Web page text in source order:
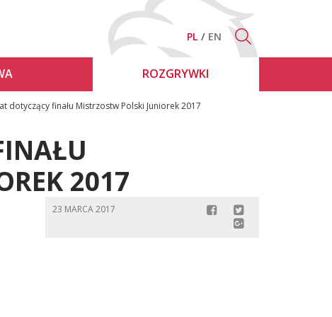
PL EN
ROZGRYWKI
dotyczący finału Mistrzostw Polski Juniorek 2017
2017
23 MARCA 2017